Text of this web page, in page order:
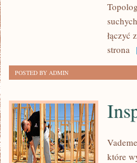
MATEMATYKI
łączyć
strona
POSTED BY ADMIN
które